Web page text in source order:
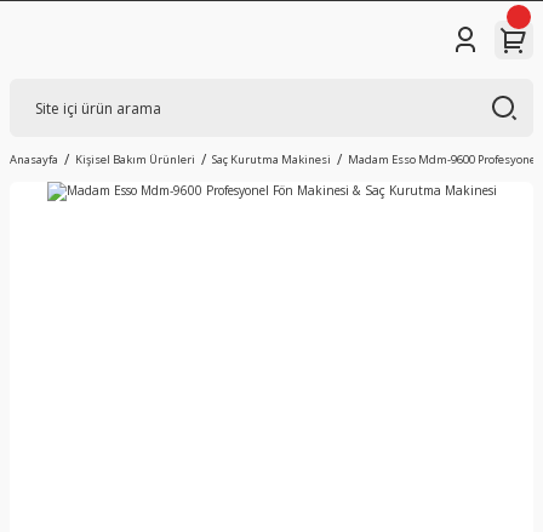
Anasayfa Kişisel Bakım Ürünleri Saç Kurutma Makinesi Madam Esso Mdm-9600